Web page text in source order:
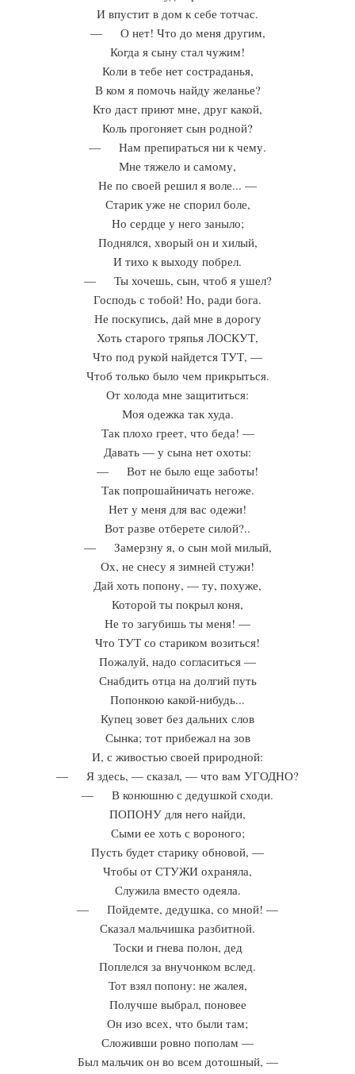
И впустит в дом к себе тотчас.
— О нет! Что до меня другим,
Когда я сыну стал чужим!
Коли в тебе нет состраданья,
В ком я помочь найду желанье?
Кто даст приют мне, друг какой,
Коль прогоняет сын родной?
— Нам препираться ни к чему.
Мне тяжело и самому,
Не по своей решил я воле... —
Старик уже не спорил боле,
Но сердце у него заныло;
Поднялся, хворый он и хилый,
И тихо к выходу побрел.
— Ты хочешь, сын, чтоб я ушел?
Господь с тобой! Но, ради бога.
Не поскупись, дай мне в дорогу
Хоть старого тряпья ЛОСКУТ,
Что под рукой найдется ТУТ, —
Чтоб только было чем прикрыться.
От холода мне защититься:
Моя одежка так худа.
Так плохо греет, что беда! —
Давать — у сына нет охоты:
— Вот не было еще заботы!
Так попрошайничать негоже.
Нет у меня для вас одежи!
Вот разве отберете силой?..
— Замерзну я, о сын мой милый,
Ох, не снесу я зимней стужи!
Дай хоть попону, — ту, похуже,
Которой ты покрыл коня,
Не то загубишь ты меня! —
Что ТУТ со стариком возиться!
Пожалуй, надо согласиться —
Снабдить отца на долгий путь
Попонкою какой-нибудь...
Купец зовет без дальних слов
Сынка; тот прибежал на зов
И, с живостью своей природной:
— Я здесь, — сказал, — что вам УГОДНО?
— В конюшню с дедушкой сходи.
ПОПОНУ для него найди,
Сыми ее хоть с вороного;
Пусть будет старику обновой, —
Чтобы от СТУЖИ охраняла,
Служила вместо одеяла.
— Пойдемте, дедушка, со мной! —
Сказал мальчишка разбитной.
Тоски и гнева полон, дед
Поплелся за внучонком вслед.
Тот взял попону: не жалея,
Получше выбрал, поновее
Он изо всех, что были там;
Сложивши ровно пополам —
Был мальчик он во всем дотошный, —